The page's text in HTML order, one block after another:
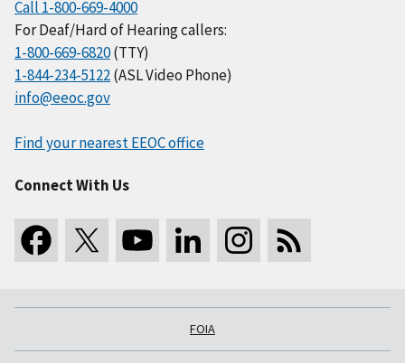
Call 1-800-669-4000
For Deaf/Hard of Hearing callers:
1-800-669-6820(TTY)
1-844-234-5122(ASL Video Phone)
info@eeoc.gov
Find your nearest EEOC office
Connect With Us
FOIA